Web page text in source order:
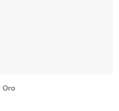
Carrito
Oro